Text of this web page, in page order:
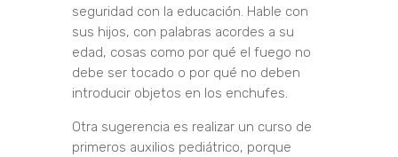
seguridad con la educación. Hable con
sus hijos, con palabras acordes a su
edad, cosas como por qué el fuego no
debe ser tocado o por qué no deben
introducir objetos en los enchufes.
Otra sugerencia es realizar un curso de
primeros auxilios pediátrico, porque